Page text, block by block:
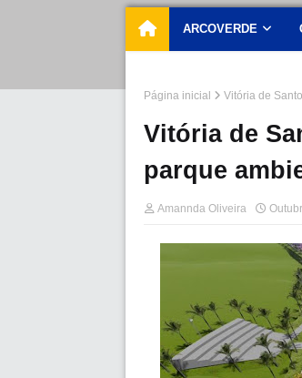
ARCOVERDE
Página inicial Vitória de
Vitória de
parque
Amannda Oliveira